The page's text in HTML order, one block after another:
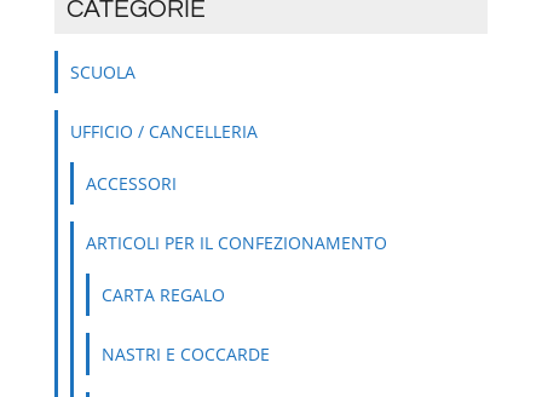
CATEGORIE
SCUOLA
UFFICIO / CANCELLERIA
ACCESSORI
ARTICOLI PER IL CONFEZIONAMENTO
CARTA REGALO
NASTRI E COCCARDE